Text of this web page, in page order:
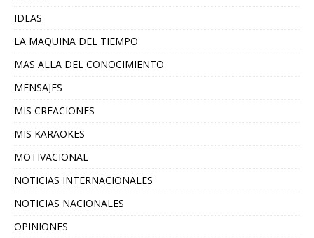
IDEAS
LA MAQUINA DEL TIEMPO
MAS ALLA DEL CONOCIMIENTO
MENSAJES
MIS CREACIONES
MIS KARAOKES
MOTIVACIONAL
NOTICIAS INTERNACIONALES
NOTICIAS NACIONALES
OPINIONES